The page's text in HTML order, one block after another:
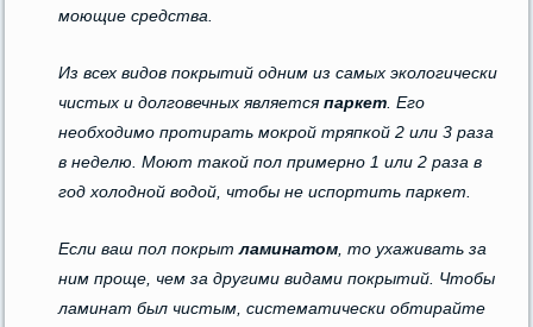
моющие средства.
Из всех видов покрытий одним из самых экологически
чистых и долговечных являетсяпаркет . Его
необходимо протирать мокрой тряпкой 2 или 3 раза
в неделю. Моют такой пол примерно 1 или 2 раза в
год холодной водой, чтобы не испортить паркет.
Если ваш пол покрытламинатом , то ухаживать за
ним проще, чем за другими видами покрытий. Чтобы
ламинат был чистым, систематически обтирайте